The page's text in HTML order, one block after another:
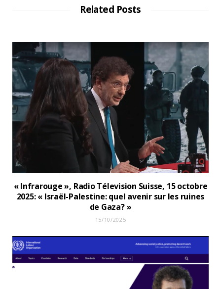
Related Posts
« Infrarouge », Radio Télevision Suisse, 15 octobre
2025: « Israël-Palestine: quel avenir sur les ruines
de Gaza? »
15/10/2025